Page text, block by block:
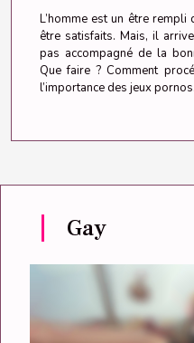
L’homme est un être
être satisfaits. Mais, il
pas accompagné de la
Que faire ? Comment
l’importance des jeux
Gay